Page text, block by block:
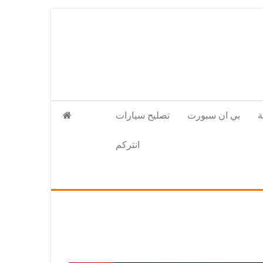
تصليح سيارات بي ان سبورت
انتركم